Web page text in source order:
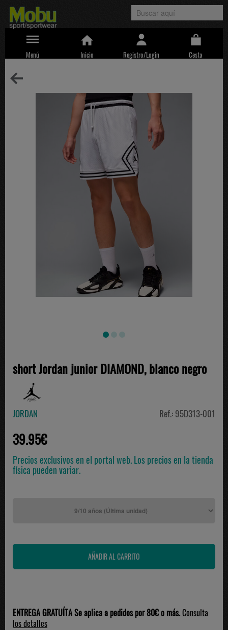
Menú Inicio Registro/Login Cesta
short Jordan junior DIAMOND, blanco negro
JORDAN Ref.: 95D313-001
39.95€
Precios exclusivos en el portal web. Los precios en la tienda
física pueden variar.
ENTREGA GRATUÍTA Se aplica a pedidos por 80€ o más.Consulta
los detalles